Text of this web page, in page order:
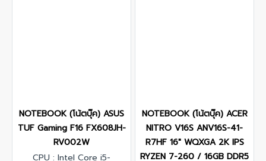
NOTEBOOK (โน้ตบุ๊ค) ASUS
TUF Gaming F16 FX608JH-
RV002W
CPU : Intel Core i5-
NOTEBOOK (โน้ตบุ๊ค) ACER
NITRO V16S ANV16S-41-
R7HF 16″ WQXGA 2K IPS
RYZEN 7-260 / 16GB DDR5